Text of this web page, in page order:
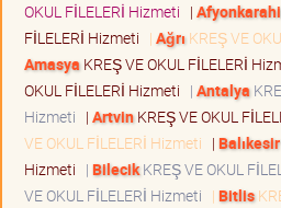
OKUL FİLELERİ Hizmeti |
FİLELERİ Hizmeti | Ağrı KREŞ VE
Amasya KREŞ VE OKUL FİLELERİ
OKUL FİLELERİ Hizmeti | Antalya
Hizmeti | ArtvinKREŞ VE OKUL
VE OKUL FİLELERİ Hizmeti | Balıkesir
Hizmeti | BilecikKREŞ VE OKUL
VE OKUL FİLELERİ Hizmeti | Bitlis